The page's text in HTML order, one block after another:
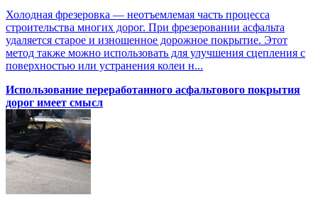
Холодная фрезеровка — неотъемлемая часть процесса
строительства многих дорог. При фрезеровании асфальта
удаляется старое и изношенное дорожное покрытие. Этот
метод также можно использовать для улучшения сцепления с
поверхностью или устранения колеи н...
Использование переработанного асфальтового покрытия
дорог имеет смысл